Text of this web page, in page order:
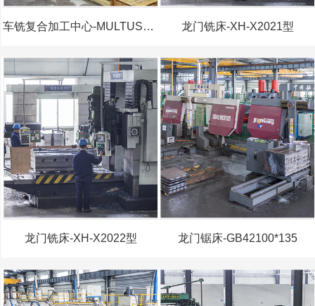
车铣复合加工中心-MULTUSB750型 龙门铣床-XH-X2021型
龙门铣床-XH-X2022型 龙门锯床-GB42100*135